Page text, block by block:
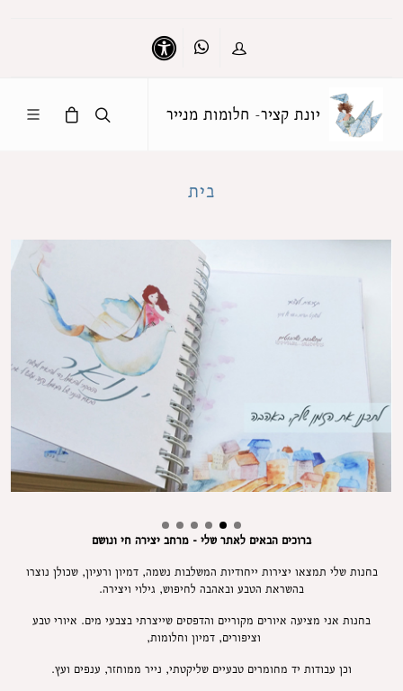
כניסה Whatsapp
יונת קציר- חלומות מנייר
בית
ברוכים הבאים לאתר שלי - מרחב יצירה חי ונושם
בחנות שלי תמצאו יצירות ייחודיות המשלבות נשמה, דמיון ורעיון, שכולן נוצרו
בהשראת הטבע ובאהבה לחיפוש, גילוי ויצירה.
בחנות אני מציעה איורים מקוריים והדפסים שייצרתי בצבעי מים. איורי טבע
וציפורים, דמיון וחלומות,
וכן עבודות יד מחומרים טבעיים שליקטתי, נייר ממוחזר, ענפים ועץ.